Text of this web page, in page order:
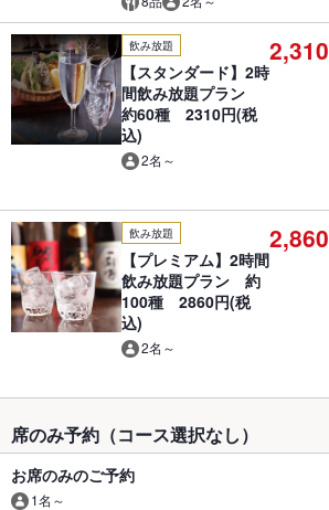
飲み放題
【スタンダード】2時
間飲み放題プラン
約60種 2310円(税
込)
2名～
2,310
飲み放題
【プレミアム】2時間
飲み放題プラン 約
100種 2860円(税
込)
2名～
2,860
席のみ予約（コース選択なし）
お席のみのご予約
1名～